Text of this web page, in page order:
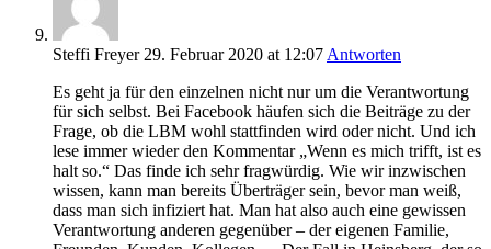
Steffi Freyer 29. Februar 2020 at 12:07Antworten
Es geht ja für den einzelnen nicht nur um die Verantwortung
für sich selbst. Bei Facebook häufen sich die Beiträge zu der
Frage, ob die LBM wohl stattfinden wird oder nicht. Und ich
lese immer wieder den Kommentar „Wenn es mich trifft, ist es
halt so.“ Das finde ich sehr fragwürdig. Wie wir inzwischen
wissen, kann man bereits Überträger sein, bevor man weiß,
dass man sich infiziert hat. Man hat also auch eine gewissen
Verantwortung anderen gegenüber – der eigenen Familie,